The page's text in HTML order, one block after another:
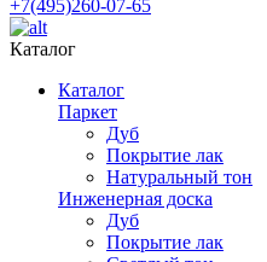
+7(495)260-07-65
Каталог
Каталог
Паркет
Дуб
Покрытие лак
Натуральный тон
Инженерная доска
Дуб
Покрытие лак